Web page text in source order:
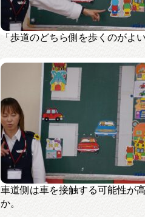
「歩道のどちら側を歩くのがよ
車道側は車を接触する可能性が
か。